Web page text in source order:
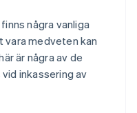
några vanliga
vara medveten kan
är några av de
inkassering av